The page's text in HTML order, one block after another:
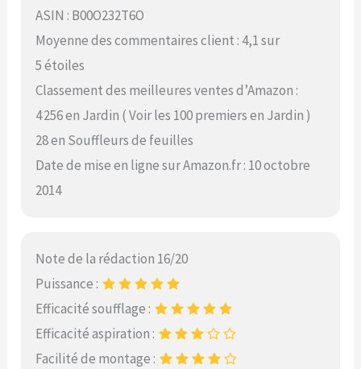
ASIN : B00O232T6O
Moyenne des commentaires client : 4,1 sur
5 étoiles
Classement des meilleures ventes d’Amazon :
4 256 en Jardin ( Voir les 100 premiers en Jardin )
28 en Souffleurs de feuilles
Date de mise en ligne sur Amazon.fr : 10 octobre
2014
Note de la rédaction 16/20
Puissance :
Efficacité soufflage :
Efficacité aspiration :
Facilité de montage :